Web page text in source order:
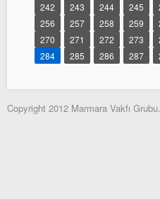
242
243 244 245
256
257 258 259
270
271 272 273
284
285 286 287
Copyright 2012 Marmara Vakfı Grubu.